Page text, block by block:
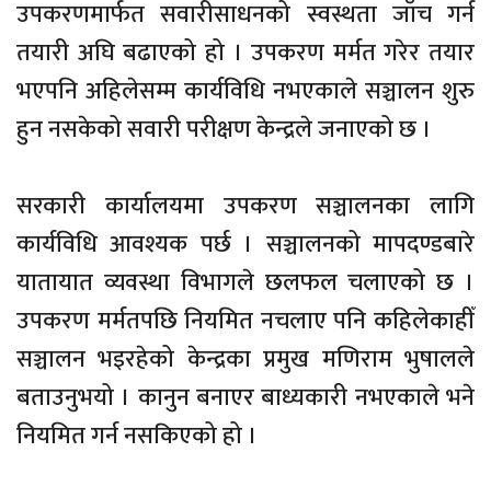
उपकरणमार्फत सवारीसाधनको स्वस्थता जाँच गर्न
तयारी अघि बढाएको हो । उपकरण मर्मत गरेर तयार
भएपनि अहिलेसम्म कार्यविधि नभएकाले सञ्चालन शुरु
हुन नसकेको सवारी परीक्षण केन्द्रले जनाएको छ ।
सरकारी कार्यालयमा उपकरण सञ्चालनका लागि
कार्यविधि आवश्यक पर्छ । सञ्चालनको मापदण्डबारे
यातायात व्यवस्था विभागले छलफल चलाएको छ ।
उपकरण मर्मतपछि नियमित नचलाए पनि कहिलेकाहीँ
सञ्चालन भइरहेको केन्द्रका प्रमुख मणिराम भुषालले
बताउनुभयो । कानुन बनाएर बाध्यकारी नभएकाले भने
नियमित गर्न नसकिएको हो ।